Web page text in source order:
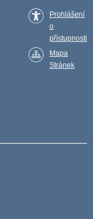
Prohlášení
o
přístupnosti
Mapa
Stránek